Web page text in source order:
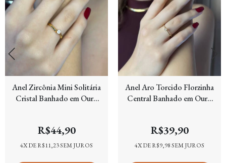
Anel Zircônia Mini Solitária
Cristal Banhado em Ouro
R$44,90
4X DER$11,23SEM JUROS
Anel Aro Torcido Florzinha
Central Banhado em Ouro
R$39,90
4X DER$9,98SEM JUROS